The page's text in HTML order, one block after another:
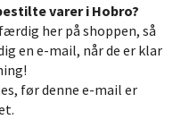
varer i Hobro?
her på shoppen, så
en e-mail, når de er klar
før denne e-mail er